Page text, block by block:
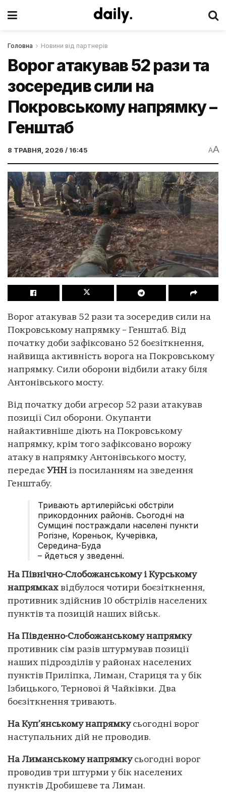
Головна Новини від партнерів
Ворог атакував 52 рази та
зосередив сили на
Покровському напрямку –
Генштаб
8 ТРАВНЯ, 2026 / 16:45 AA
Ворог атакував 52 рази та зосередив сили на
Покровському напрямку – Генштаб. Від
початку доби зафіксовано 52 боєзіткнення,
найвища активність ворога на Покровському
напрямку. Сили оборони відбили атаку біля
Антонівського мосту.
Від початку доби агресор 52 рази атакував
позиції Сил оборони. Окупанти
найактивніше діють на Покровському
напрямку, крім того зафіксовано ворожу
атаку в напрямку Антонівського мосту,
передає УНН із посиланням на зведення
Генштабу.
Тривають артилерійські обстріли
прикордонних районів. Сьогодні на
Сумщині постраждали населені пункти
Рогізне, Кореньок, Кучерівка,
Середина-Буда
– йдеться у зведенні.
На Північно-Слобожанському і Курському
напрямках відбулося чотири боєзіткнення,
противник здійснив 10 обстрілів населених
пунктів та позицій наших військ.
На Південно-Слобожанському напрямку
противник сім разів штурмував позиції
наших підрозділів у районах населених
пунктів Приліпка, Лиман, Стариця та у бік
Ізбицького, Тернової й Чайківки. Два
боєзіткнення тривають.
На Куп’янському напрямкусьогодні ворог
наступальних дій не проводив.
На Лиманському напрямкусьогодні ворог
проводив три штурми у бік населених
пунктів Дробишеве та Лиман.